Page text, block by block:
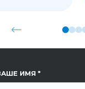
ИМЯ
НА СТРАНИЦУ